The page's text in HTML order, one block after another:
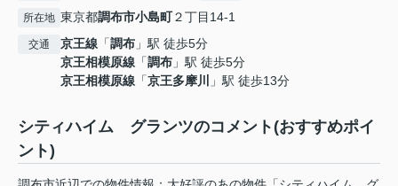
所在地 東京都調布市小島町２丁目14-1
交通 京王線 「調布 」駅 徒歩5分
京王相模原線 「調布 」駅 徒歩5分
京王相模原線 「京王多摩川 」駅 徒歩13分
シティハイム グランツのコメント(おすすめポイ
ント)